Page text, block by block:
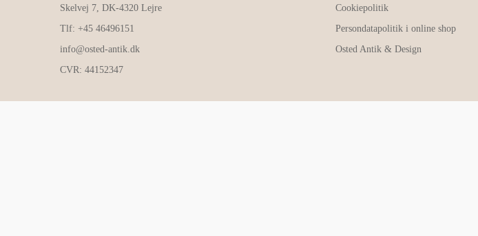
Skelvej 7, DK-4320 Lejre
Tlf: +45 46496151
info@osted-antik.dk
CVR: 44152347
Cookiepolitik
Persondatapolitik i online shop
Osted Antik & Design